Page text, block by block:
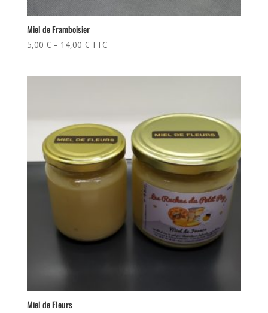
Miel de Framboisier
5,00 €– 14,00 € TTC
Miel de Fleurs